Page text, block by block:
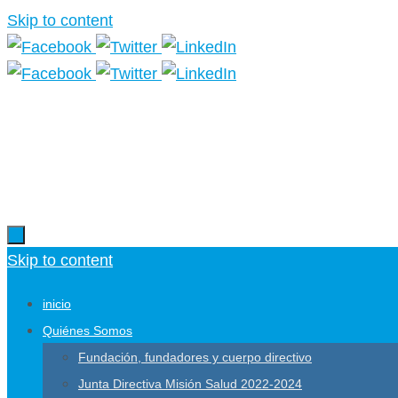
Skip to content
Skip to content
inicio
Quiénes Somos
Fundación, fundadores y cuerpo directivo
Junta Directiva Misión Salud 2022-2024